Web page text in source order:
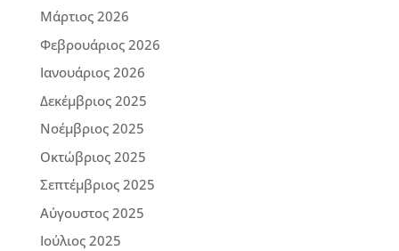
Μάρτιος 2026
Φεβρουάριος 2026
Ιανουάριος 2026
Δεκέμβριος 2025
Νοέμβριος 2025
Οκτώβριος 2025
Σεπτέμβριος 2025
Αύγουστος 2025
Ιούλιος 2025